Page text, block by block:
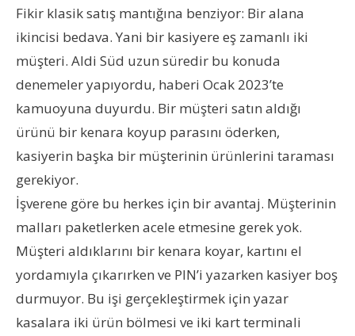
Fikir klasik satış mantığına benziyor: Bir alana
ikincisi bedava. Yani bir kasiyere eş zamanlı iki
müşteri. Aldi Süd uzun süredir bu konuda
denemeler yapıyordu, haberi Ocak 2023’te
kamuoyuna duyurdu. Bir müşteri satın aldığı
ürünü bir kenara koyup parasını öderken,
kasiyerin başka bir müşterinin ürünlerini taraması
gerekiyor.
İşverene göre bu herkes için bir avantaj. Müşterinin
malları paketlerken acele etmesine gerek yok.
Müşteri aldıklarını bir kenara koyar, kartını el
yordamıyla çıkarırken ve PIN’i yazarken kasiyer boş
durmuyor. Bu işi gerçekleştirmek için yazar
kasalara iki ürün bölmesi ve iki kart terminali